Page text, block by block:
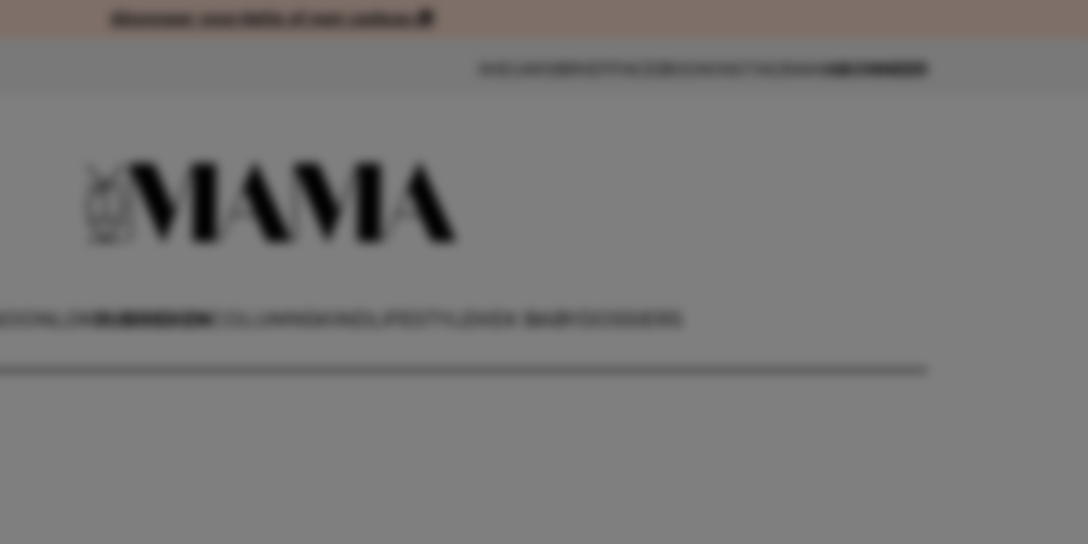
Abonneer voordelig of met cadeau 🎁Abonneer voordelig of met cadeau 🎁
ABONNEER
RUBRIEKEN